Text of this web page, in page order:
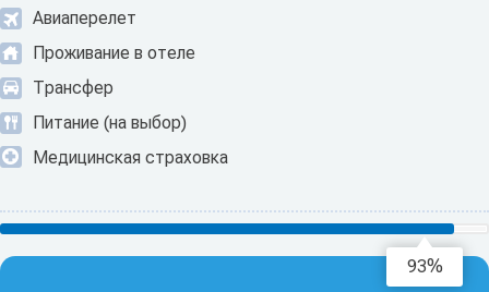
Авиаперелет
Проживание в отеле
Трансфер
Питание (на выбор)
Медицинская страховка
95%